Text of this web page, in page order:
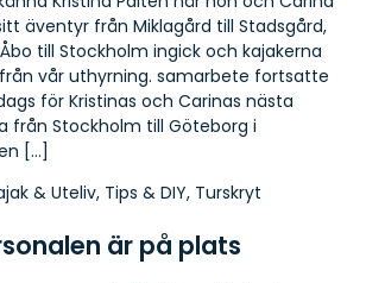
äventyr från Miklagård till Stadsgård,
till Stockholm ingick och kajakerna
vår uthyrning. samarbete fortsatte
för Kristinas och Carinas nästa
från Stockholm till Göteborg i
[…]
& Uteliv, Tips & DIY, Turskryt
är på plats